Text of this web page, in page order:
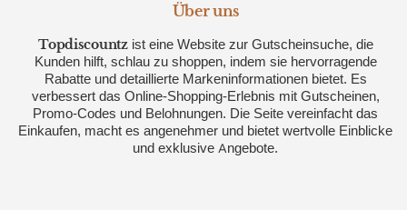
Über uns
Topdiscountzist eine Website zur Gutscheinsuche, die
Kunden hilft, schlau zu shoppen, indem sie hervorragende
Rabatte und detaillierte Markeninformationen bietet. Es
verbessert das Online-Shopping-Erlebnis mit Gutscheinen,
Promo-Codes und Belohnungen. Die Seite vereinfacht das
Einkaufen, macht es angenehmer und bietet wertvolle Einblicke
und exklusive Angebote.